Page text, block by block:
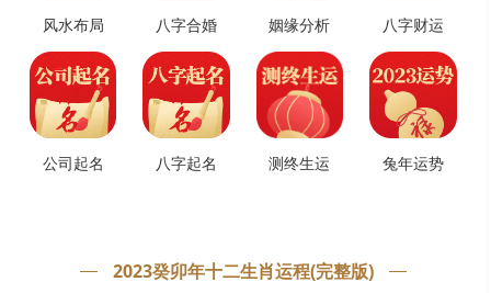
经商的属鼠人今年财运中规中矩，生意上的运营成本比以往增
多，但营收并不如意，且有每况日下的趋势，对此，属鼠人要对自己
的经营方式作出适当的调整，可以多参考对家的成功经验，开辟一些
新的业务，增强品牌的曝光度。
年，不管单身的属鼠人还是有对象属鼠人，今年的感情生活都过得顺
风水布局 八字合婚 姻缘分析 八字财运
公司起名 八字起名 测终生运 兔年运势
2023癸卯年十二生肖运程(完整版)